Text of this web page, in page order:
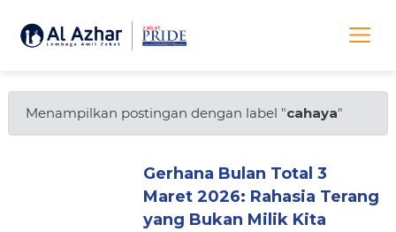
Menampilkan postingan dengan label "cahaya"
Gerhana Bulan Total 3
Maret 2026: Rahasia Terang
yang Bukan Milik Kita